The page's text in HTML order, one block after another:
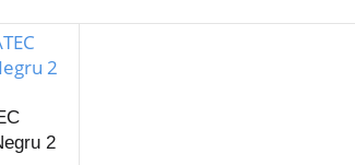
2